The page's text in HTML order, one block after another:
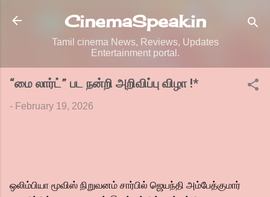
Skip to main content
CinemaSpeak.in
Tamil cinema News, Reviews, Updates
Entertainment portal.
“மை லார்ட்” பட நன்றி அறிவிப்பு விழா !*
- February 19, 2026
ஒலிம்பியா மூவிஸ் நிறுவனம் சார்பில் ஜெயந்தி அம்பேத்குமார்